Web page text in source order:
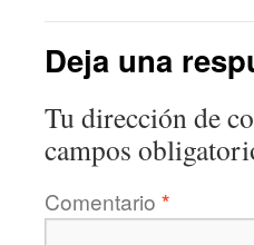
Deja una
Tu dirección de
campos
Comentario *